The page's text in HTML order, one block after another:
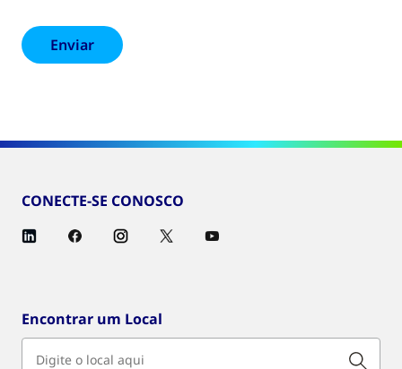
CONECTE-SE CONOSCO
Encontrar um Local